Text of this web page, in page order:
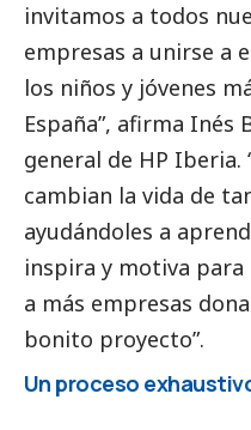
invitamos a todos
empresas a unirse a
los niños y jóvenes
España”, afirma Inés
general de HP Iberia.
cambian la vida de
ayudándoles a
inspira y motiva
a más empresas
bonito proyecto”.
Un proceso